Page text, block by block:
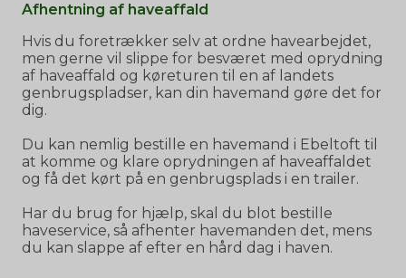
Afhentning af haveaffald
Hvis du foretrækker selv at ordne havearbejdet,
men gerne vil slippe for besværet med oprydning
af haveaffald og køreturen til en af landets
genbrugspladser, kan din havemand gøre det for
dig.
Du kan nemlig bestille en havemand i Ebeltoft til
at komme og klare oprydningen af haveaffaldet
og få det kørt på en genbrugsplads i en trailer.
Har du brug for hjælp, skal du blot bestille
haveservice, så afhenter havemanden det, mens
du kan slappe af efter en hård dag i haven.